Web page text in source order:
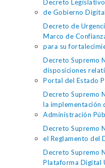
Decreto
de Gobierno
Decreto de
Marco de
para su
Decreto Supremo
disposiciones
Portal del Estado
Decreto Supremo
la implementación
Administración
Decreto Supremo
el Reglamento del
Decreto Supremo
Plataforma Digital